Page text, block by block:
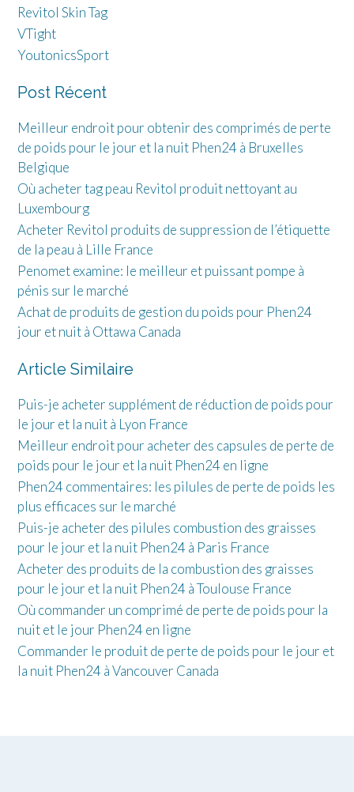
Revitol Skin Tag
VTight
YoutonicsSport
Post Récent
Meilleur endroit pour obtenir des comprimés de perte
de poids pour le jour et la nuit Phen24 à Bruxelles
Belgique
Où acheter tag peau Revitol produit nettoyant au
Luxembourg
Acheter Revitol produits de suppression de l’étiquette
de la peau à Lille France
Penomet examine: le meilleur et puissant pompe à
pénis sur le marché
Achat de produits de gestion du poids pour Phen24
jour et nuit à Ottawa Canada
Article Similaire
Puis-je acheter supplément de réduction de poids pour
le jour et la nuit à Lyon France
Meilleur endroit pour acheter des capsules de perte de
poids pour le jour et la nuit Phen24 en ligne
Phen24 commentaires: les pilules de perte de poids les
plus efficaces sur le marché
Puis-je acheter des pilules combustion des graisses
pour le jour et la nuit Phen24 à Paris France
Acheter des produits de la combustion des graisses
pour le jour et la nuit Phen24 à Toulouse France
Où commander un comprimé de perte de poids pour la
nuit et le jour Phen24 en ligne
Commander le produit de perte de poids pour le jour et
la nuit Phen24 à Vancouver Canada